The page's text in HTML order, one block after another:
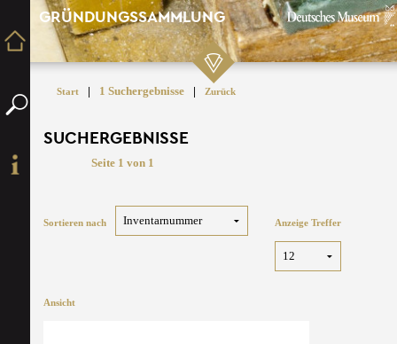
GRÜNDUNGSSAMMLUNG
Start | 1 Suchergebnisse | Zurück
SUCHERGEBNISSE
Seite 1 von 1
Sortieren nach Anzeige Treffer
Ansicht